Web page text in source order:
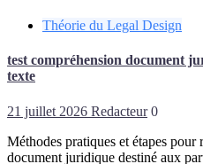
Théorie du Legal Design
test compréhension document
texte
21 juillet 2026 Redacteur 0
Méthodes pratiques et étapes pour
document juridique destiné aux